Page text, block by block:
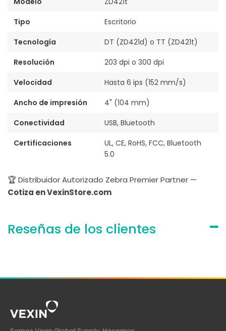
Tipo
Escritorio
Tecnología
DT (ZD421d) o TT (ZD421t)
Resolución
203 dpi o 300 dpi
Velocidad
Hasta 6 ips (152 mm/s)
Ancho de impresión
4" (104 mm)
Conectividad
USB, Bluetooth
Certificaciones
UL, CE, RoHS, FCC, Bluetooth
5.0
🏆 Distribuidor Autorizado Zebra Premier Partner —
Cotiza en VexinStore.com
Reseñas de los clientes